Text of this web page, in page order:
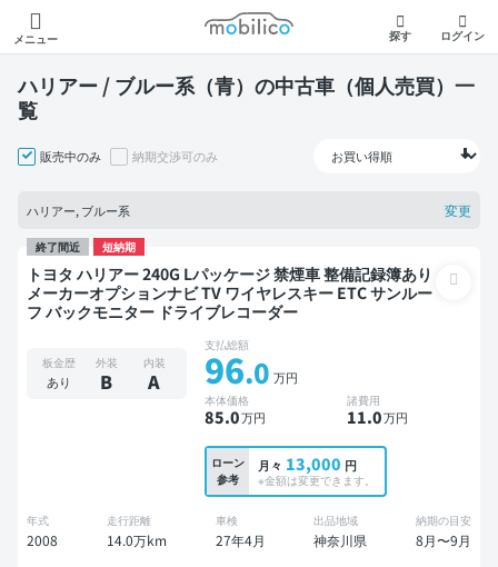
メニュー
モビリコ
探す ログイン
ハリアー / ブルー系（青）の中古車（個人売買）一
覧
販売中のみ 納期交渉可のみ
ハリアー, ブルー系 変更
終了間近 短納期
トヨタ ハリアー 240G Lパッケージ 禁煙車 整備記録簿あり
メーカーオプションナビ TV ワイヤレスキー ETC サンルー
フ バックモニター ドライブレコーダー
板金歴
あり
外装
B
内装
A
支払総額
96.0 万円
本体価格
85.0万円
諸費用
11.0万円
ローン
参考
月々 13,000 円
※金額は変更できます。
年式
2008
走行距離
14.0万km
車検
27年4月
出品地域
神奈川県
納期の目安
8月〜9月